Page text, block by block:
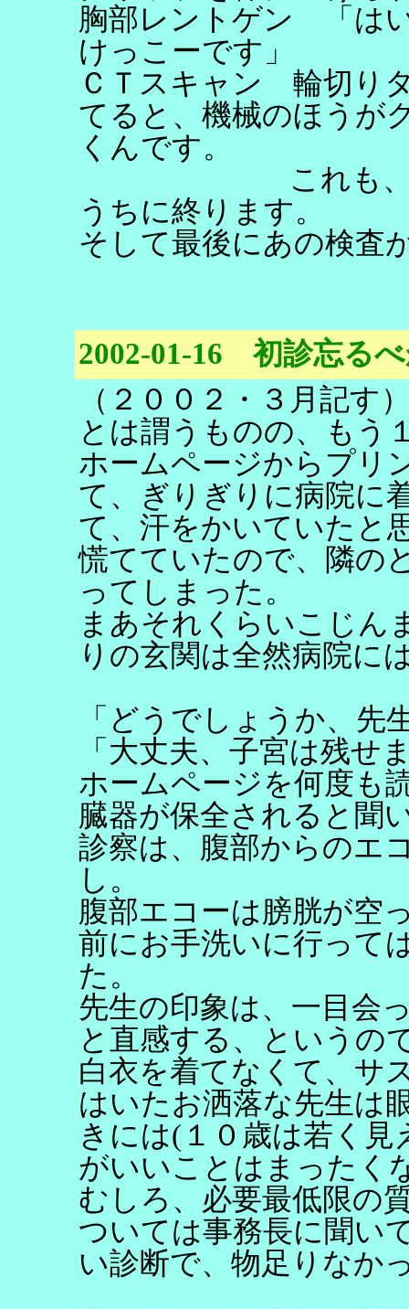
胸部レントゲン 「は
けっこーです」
ＣＴスキャン 輪切り
てると、機械のほうが
くんです。
これも、息を吸
うちに終ります。
そして最後にあの検査
2002-01-16 初診忘る
（２００２・３月記す
とは謂うものの、もう
ホームページからプリ
て、ぎりぎりに病院に
て、汗をかいていたと
慌てていたので、隣の
ってしまった。
まあそれくらいこじん
りの玄関は全然病院に
「どうでしょうか、先
「大丈夫、子宮は残せ
ホームページを何度も
臓器が保全されると聞
診察は、腹部からのエ
し。
腹部エコーは膀胱が空
前にお手洗いに行って
た。
先生の印象は、一目会
と直感する、というの
白衣を着てなくて、サ
はいたお洒落な先生は
きには(１０歳は若く
がいいことはまったく
むしろ、必要最低限の
ついては事務長に聞い
い診断で、物足りなか